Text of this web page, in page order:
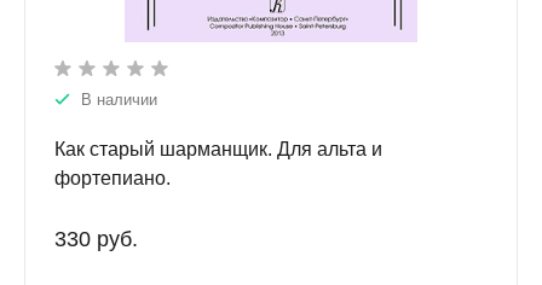
В наличии
Как старый шарманщик. Для альта и
фортепиано.
330 руб.